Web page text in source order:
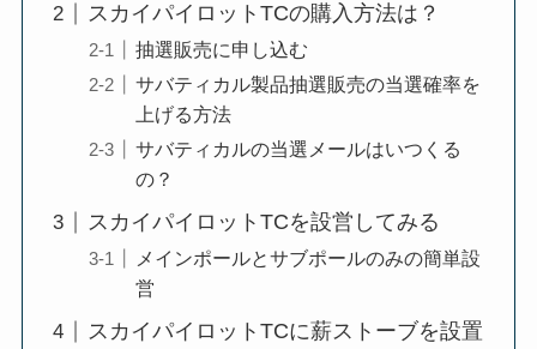
スカイパイロットTCの購入方法は？
抽選販売に申し込む
サバティカル製品抽選販売の当選確率を
上げる方法
サバティカルの当選メールはいつくる
の？
スカイパイロットTCを設営してみる
メインポールとサブポールのみの簡単設
営
スカイパイロットTCに薪ストーブを設置